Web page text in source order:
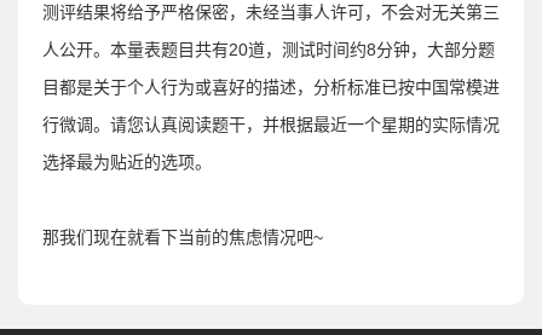
测评结果将给予严格保密，未经当事人许可，不会对无关第三
人公开。本量表题目共有20道，测试时间约8分钟， 大部分题
目都是关于个人行为或喜好的描述，分析标准已按中国常模进
行微调。请您认真阅读题干，并根据最近一个星期的实际情况
选择最为贴近的选项。
那我们现在就看下当前的焦虑情况吧~